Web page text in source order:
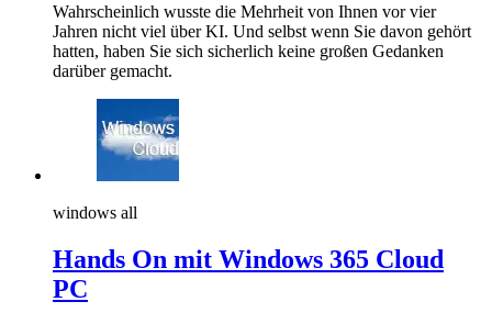
Wahrscheinlich wusste die Mehrheit von Ihnen vor vier
Jahren nicht viel über KI. Und selbst wenn Sie davon gehört
hatten, haben Sie sich sicherlich keine großen Gedanken
darüber gemacht.
windows all
Hands On mit Windows 365 Cloud
PC